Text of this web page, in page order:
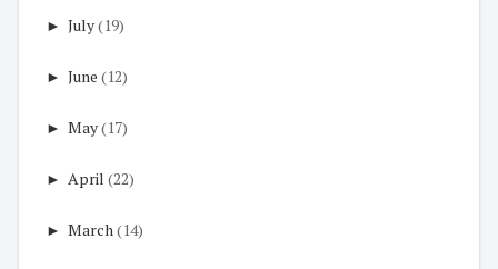
► July(19)
► June (12)
► May(17)
► April (22)
► March(14)